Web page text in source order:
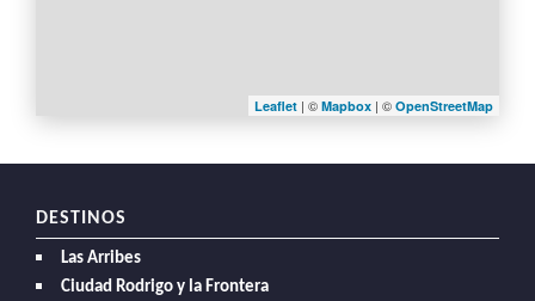
Leaflet | © Mapbox | © OpenStreetMap
DESTINOS
Las Arribes
Ciudad Rodrigo y la Frontera